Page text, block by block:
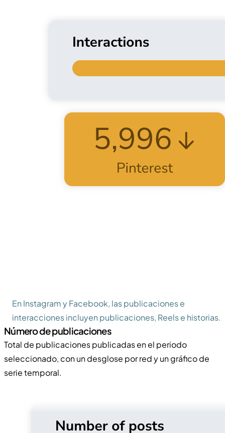
En Instagram y Facebook, las publicaciones e
interacciones incluyen publicaciones, Reels e historias.
Número de publicaciones
Total de publicaciones publicadas en el periodo
seleccionado, con un desglose por red y un gráfico de
serie temporal.